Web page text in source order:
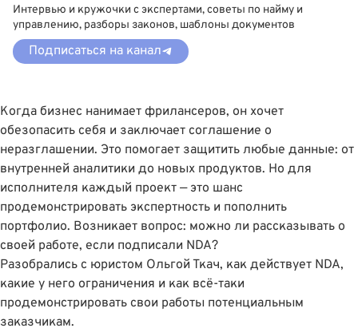
Когда бизнес нанимает фрилансеров, он хочет
обезопасить себя и заключает соглашение о
неразглашении. Это помогает защитить любые данные: от
внутренней аналитики до новых продуктов. Но для
исполнителя каждый проект — это шанс
продемонстрировать экспертность и пополнить
портфолио. Возникает вопрос: можно ли рассказывать о
своей работе, если подписали NDA?
Разобрались с юристом Ольгой Ткач, как действует NDA,
какие у него ограничения и как всё-таки
продемонстрировать свои работы потенциальным
заказчикам.
Интервью и кружочки с экспертами, советы по найму и
управлению, разборы законов, шаблоны документов
Подписаться на канал